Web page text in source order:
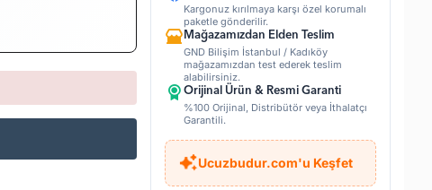
Kargonuz kırılmaya karşı özel korumalı
paketle gönderilir.
Mağazamızdan Elden Teslim
GND Bilişim İstanbul / Kadıköy
mağazamızdan test ederek teslim
alabilirsiniz.
Orijinal Ürün & Resmi Garanti
%100 Orijinal, Distribütör veya İthalatçı
Garantili.
Ucuzbudur.com'u Keşfet